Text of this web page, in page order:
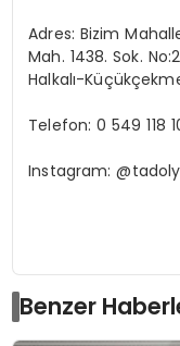
Adres: Bizim
Mah. 1438. Sok.
Halkalı-
Telefon: 0 549 118
Instagram:
Benzer